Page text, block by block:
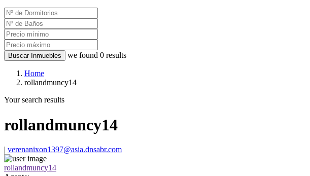
Buscar Inmuebles we found 0 results
Home
rollandmuncy14
Your search results
rollandmuncy14
| verenanixon1397@asia.dnsabr.com
rollandmuncy14